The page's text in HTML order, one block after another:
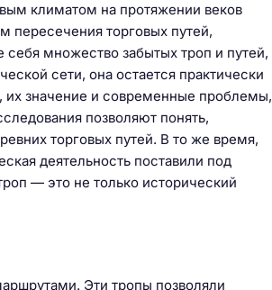
климатом на протяжении веков
торговых путей,
множество забытых троп и путей,
сети, она остается практически
их значение и современные проблемы,
позволяют понять,
торговых путей. В то же время,
деятельность поставили под
— это не только исторический
Эти тропы позволяли